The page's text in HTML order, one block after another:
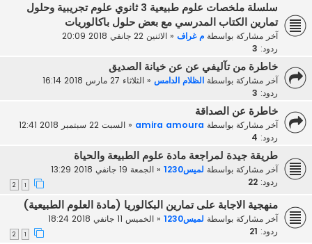
سلسلة ملخصات علوم طبيعية 3 ثانوي علوم تجريبية وحلول
تمارين الكتاب المدرسي مع بعض حلول باكالوريات
آخر مشاركة بواسطة م غراف« الاثنين 22 جانفي 2018 20:09
ردود: 3
خاطرة من تآليفي عن عن خيانة الصديق
آخر مشاركة بواسطة الظلام الدامس« الثلاثاء 27 مارس 2018 16:14
ردود: 3
خاطرة عن الصداقة
آخر مشاركة بواسطة amira amoura
« السبت 22 سبتمبر 2018 12:41
ردود: 4
طريقة جيدة لمراجعة مادة علوم الطبيعة والحياة
آخر مشاركة بواسطة لميس1230 « الجمعة 19 جانفي 2018 13:29
ردود: 22
منهجية الاجابة على تمارين البكالوريا (مادة العلوم الطبيعية)
آخر مشاركة بواسطة لميس1230 « الخميس 11 جانفي 2018 18:24
ردود: 21